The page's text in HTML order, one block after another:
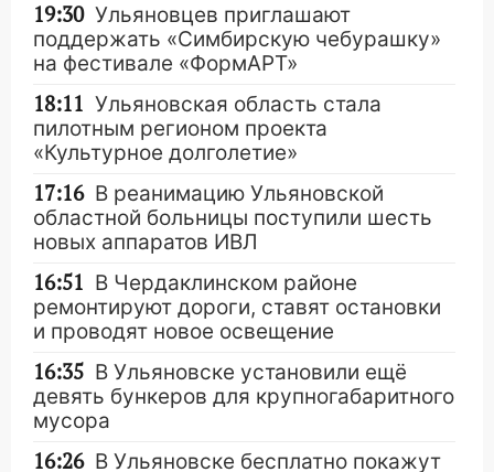
19:30 Ульяновцев приглашают
поддержать «Симбирскую чебурашку»
на фестивале «ФормАРТ»
18:11 Ульяновская область стала
пилотным регионом проекта
«Культурное долголетие»
17:16 В реанимацию Ульяновской
областной больницы поступили шесть
новых аппаратов ИВЛ
16:51 В Чердаклинском районе
ремонтируют дороги, ставят остановки
и проводят новое освещение
16:35 В Ульяновске установили ещё
девять бункеров для крупногабаритного
мусора
16:26 В Ульяновске бесплатно покажут